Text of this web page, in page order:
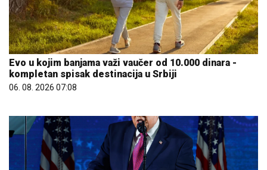
Evo u kojim banjama važi vaučer od 10.000 dinara -
kompletan spisak destinacija u Srbiji
06. 08. 2026 07:08